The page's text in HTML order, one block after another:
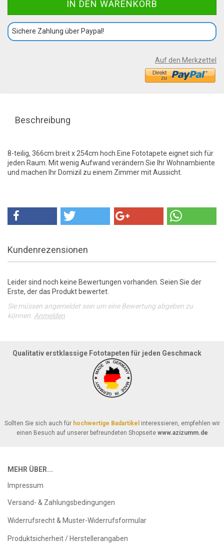
Sichere Zahlung über Paypal!
Auf den Merkzettel
Beschreibung
8-teilig, 366cm breit x 254cm hoch.Eine Fototapete eignet sich für
jeden Raum. Mit wenig Aufwand verändern Sie Ihr Wohnambiente
und machen Ihr Domizil zu einem Zimmer mit Aussicht.
Kundenrezensionen
Leider sind noch keine Bewertungen vorhanden. Seien Sie der
Erste, der das Produkt bewertet.
Sie müssen angemeldet sein um eine Bewertung abgeben zu
können. Anmelden
Qualitativ erstklassige Fototapeten für jeden Geschmack
Sollten Sie sich auch für hochwertige Badartikel interessieren, empfehlen wir
einen Besuch auf unserer befreundeten Shopseite www.azizumm.de
MEHR ÜBER...
Impressum
Versand- & Zahlungsbedingungen
Widerrufsrecht & Muster-Widerrufsformular
Produktsicherheit / Herstellerangaben